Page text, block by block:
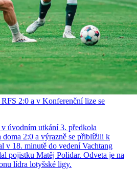
2:0 a v Konferenční lize se
úvodním utkání 3. předkola
2:0 a výrazně se přiblížili k
v 18. minutě do vedení Vachtang
pojistku Matěj Polidar. Odveta je na
lídra lotyšské ligy.